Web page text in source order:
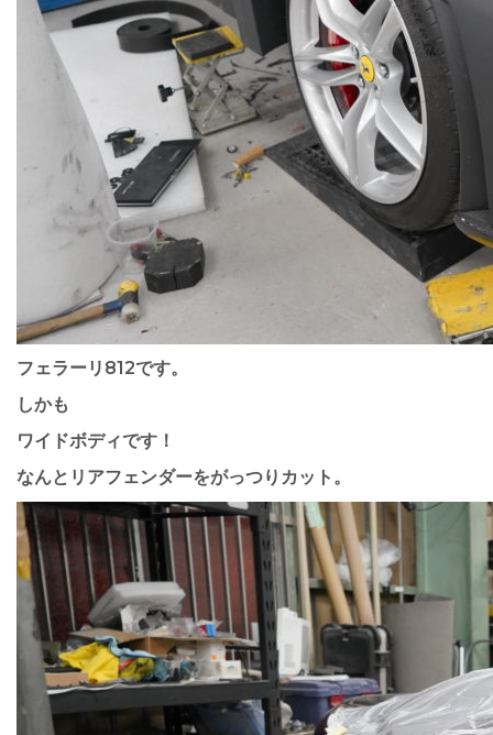
フェラーリ812です。
しかも
ワイドボディです！
なんとリアフェンダーをがっつりカット。